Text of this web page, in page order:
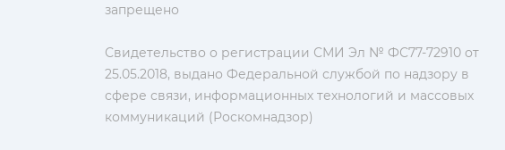
запрещено
Свидетельство о регистрации СМИ Эл № ФС77-72910 от
25.05.2018, выдано Федеральной службой по надзору в
сфере связи, информационных технологий и массовых
коммуникаций (Роскомнадзор)